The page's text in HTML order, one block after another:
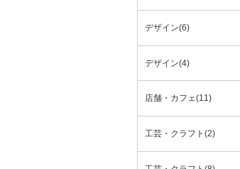
デザイン(6)
デザイン(4)
店舗・カフェ(11)
工芸・クラフト(2)